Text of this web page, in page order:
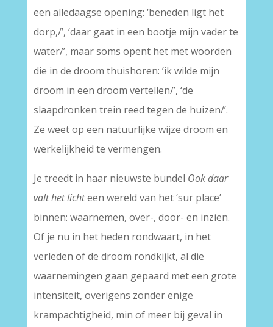
een alledaagse opening: ‘beneden ligt het
dorp,/’, ‘daar gaat in een bootje mijn vader te
water/’, maar soms opent het met woorden
die in de droom thuishoren: ’ik wilde mijn
droom in een droom vertellen/’, ‘de
slaapdronken trein reed tegen de huizen/’.
Ze weet op een natuurlijke wijze droom en
werkelijkheid te vermengen.
Je treedt in haar nieuwste bundel Ook daar
valt het lichteen wereld van het ‘sur place’
binnen: waarnemen, over-, door- en inzien.
Of je nu in het heden rondwaart, in het
verleden of de droom rondkijkt, al die
waarnemingen gaan gepaard met een grote
intensiteit, overigens zonder enige
krampachtigheid, min of meer bij geval in